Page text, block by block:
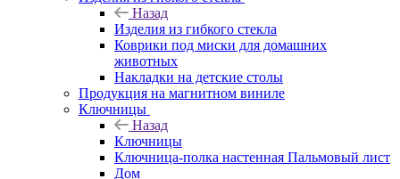
Назад
Изделия из гибкого стекла
Коврики под миски для домашних
животных
Накладки на детские столы
Продукция на магнитном виниле
Ключницы
Назад
Ключницы
Ключница-полка настенная Пальмовый лист
Дом